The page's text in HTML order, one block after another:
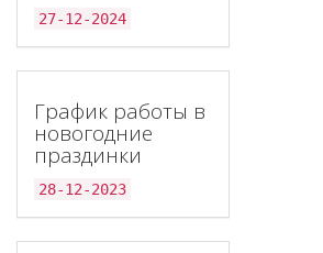
27-12-2024
График работы в
новогодние
праздинки
28-12-2023